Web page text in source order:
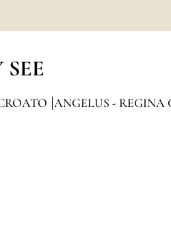
ANGELUS -